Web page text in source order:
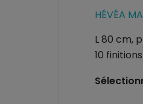
HÉVÉA
L 80 cm,
10